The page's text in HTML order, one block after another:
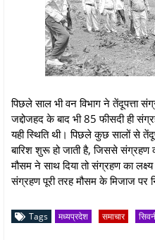
पिछले साल भी वन विभाग ने तेंदूपत्ता
जद्दोजहद के बाद भी 85 फीसदी ही
यही स्थिति थी। पिछले कुछ सालों से
बारिश शुरू हो जाती है, जिससे संग्रहण
मौसम ने साथ दिया तो संग्रहण का
संग्रहण पूरी तरह मौसम के मिजाज पर
Tags मध्यप्रदेश समाचार